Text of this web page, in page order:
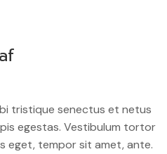
tristique senectus et netus
egestas. Vestibulum tortor
eget, tempor sit amet, ante.